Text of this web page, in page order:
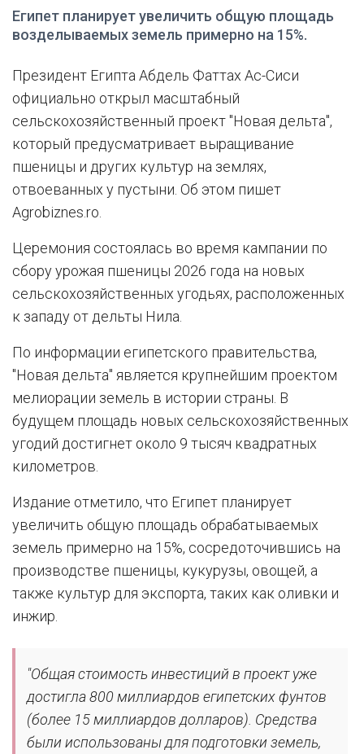
Египет планирует увеличить общую площадь
возделываемых земель примерно на 15%.
Президент Египта Абдель Фаттах Ас-Сиси
официально открыл масштабный
сельскохозяйственный проект "Новая дельта",
который предусматривает выращивание
пшеницы и других культур на землях,
отвоеванных у пустыни. Об этом пишет
Agrobiznes.ro.
Церемония состоялась во время кампании по
сбору урожая пшеницы 2026 года на новых
сельскохозяйственных угодьях, расположенных
к западу от дельты Нила.
По информации египетского правительства,
"Новая дельта" является крупнейшим проектом
мелиорации земель в истории страны. В
будущем площадь новых сельскохозяйственных
угодий достигнет около 9 тысяч квадратных
километров.
Издание отметило, что Египет планирует
увеличить общую площадь обрабатываемых
земель примерно на 15%, сосредоточившись на
производстве пшеницы, кукурузы, овощей, а
также культур для экспорта, таких как оливки и
инжир.
"Общая стоимость инвестиций в проект уже
достигла 800 миллиардов египетских фунтов
(более 15 миллиардов долларов). Средства
были использованы для подготовки земель,